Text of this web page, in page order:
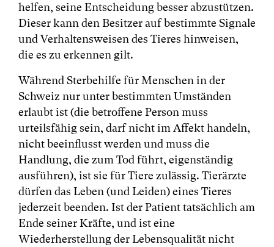
helfen, seine Entscheidung besser abzustützen.
Dieser kann den Besitzer auf bestimmte Signale
und Verhaltensweisen des Tieres hinweisen,
die es zu erkennen gilt.
Während Sterbehilfe für Menschen in der
Schweiz nur unter bestimmten Umständen
erlaubt ist (die betroffene Person muss
urteilsfähig sein, darf nicht im Affekt handeln,
nicht beeinflusst werden und muss die
Handlung, die zum Tod führt, eigenständig
ausführen), ist sie für Tiere zulässig. Tierärzte
dürfen das Leben (und Leiden) eines Tieres
jederzeit beenden. Ist der Patient tatsächlich am
Ende seiner Kräfte, und ist eine
Wiederherstellung der Lebensqualität nicht